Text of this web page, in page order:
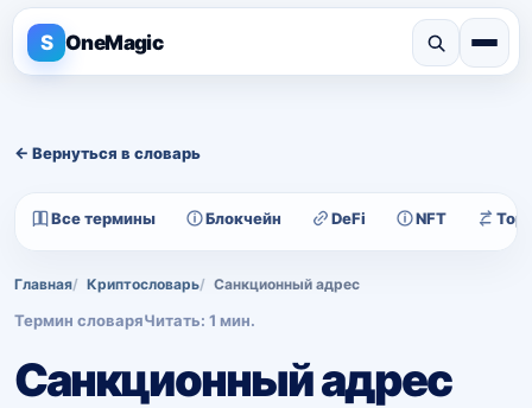
S OneMagic
← Вернуться в словарь
Все термины Блокчейн DeFi NFT
Главная Криптословарь Санкционный адрес
Термин словаряЧитать: 1 мин.
Санкционный адрес